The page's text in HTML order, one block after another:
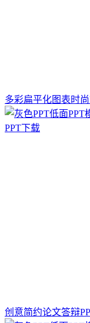
多彩扁平化图表时
创意简约论文答辩